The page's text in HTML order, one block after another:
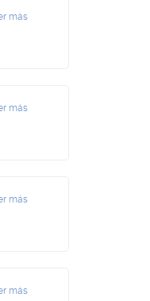
más
más
más
más